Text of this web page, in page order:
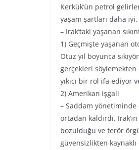
Kerkük’ün petrol
yaşam şartları daha iyi.
– Irak’taki yaşanan
1) Geçmişte yaşanan
Otuz yıl boyunca
gerçekleri
yıkıcı bir rol ifa
2) Amerikan işgali
– Saddam
ortadan kaldırdı.
bozulduğu ve terör
güvensizlikten